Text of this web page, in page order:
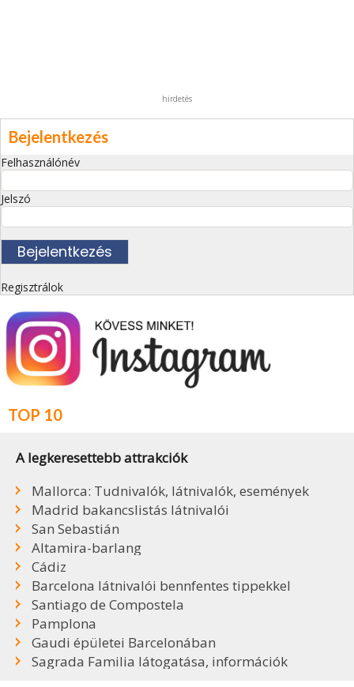
hirdetés
Bejelentkezés
Felhasználónév
Jelszó
Regisztrálok
TOP 10
A legkeresettebb attrakciók
Mallorca: Tudnivalók, látnivalók, események
Madrid bakancslistás látnivalói
San Sebastián
Altamira-barlang
Cádiz
Barcelona látnivalói bennfentes tippekkel
Santiago de Compostela
Pamplona
Gaudi épületei Barcelonában
Sagrada Familia látogatása, információk